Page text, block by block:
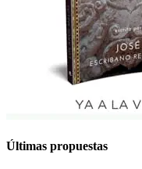
Últimas propuestas